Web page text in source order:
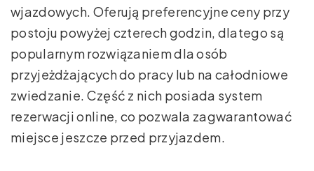
wjazdowych. Oferują preferencyjne ceny przy
postoju powyżej czterech godzin, dlatego są
popularnym rozwiązaniem dla osób
przyjeżdżających do pracy lub na całodniowe
zwiedzanie. Część z nich posiada system
rezerwacji online, co pozwala zagwarantować
miejsce jeszcze przed przyjazdem.